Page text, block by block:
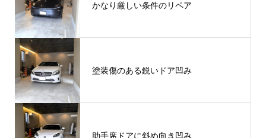
かなり厳しい条件のリペア
塗装傷のある鋭いドア凹み
助手席ドアに斜め向き凹み